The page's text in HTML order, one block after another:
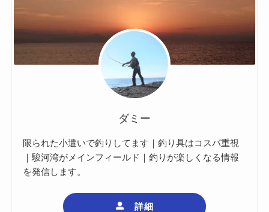
ダミー
限られた小遣いで釣りしてます｜釣り具はコスパ重視
｜駿河湾がメインフィールド｜釣りが楽しくなる情報
を発信します。
詳細